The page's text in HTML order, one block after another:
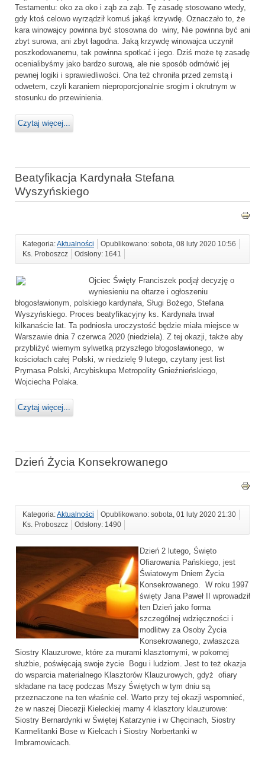
Testamentu: oko za oko i ząb za ząb. Tę zasadę stosowano wtedy,
gdy ktoś celowo wyrządził komuś jakąś krzywdę. Oznaczało to, że
kara winowajcy powinna być stosowna do winy, Nie powinna być ani
zbyt surowa, ani zbyt łagodna. Jaką krzywdę winowajca uczynił
poszkodowanemu, tak powinna spotkać i jego. Dziś może tę zasadę
ocenialibyśmy jako bardzo surową, ale nie sposób odmówić jej
pewnej logiki i sprawiedliwości. Ona też chroniła przed zemstą i
odwetem, czyli karaniem nieproporcjonalnie srogim i okrutnym w
stosunku do przewinienia.
Czytaj więcej...
Beatyfikacja Kardynała Stefana
Wyszyńskiego
Kategoria:Aktualności
Opublikowano: sobota, 08 luty 2020 10:56
Ks. Proboszcz
Odsłony: 1641
Ojciec Święty Franciszek podjął decyzję o
wyniesieniu na ołtarze i ogłoszeniu
błogosławionym, polskiego kardynała, Sługi Bożego, Stefana
Wyszyńskiego. Proces beatyfikacyjny ks. Kardynała trwał
kilkanaście lat. Ta podniosła uroczystość będzie miała miejsce w
Warszawie dnia 7 czerwca 2020 (niedziela). Z tej okazji, także aby
przybliżyć wiernym sylwetką przyszłego błogosławionego, w
kościołach całej Polski, w niedzielę 9 lutego, czytany jest list
Prymasa Polski, Arcybiskupa Metropolity Gnieźnieńskiego,
Wojciecha Polaka.
Czytaj więcej...
Dzień Życia Konsekrowanego
Kategoria:Aktualności
Opublikowano: sobota, 01 luty 2020 21:30
Ks. Proboszcz
Odsłony: 1490
Dzień 2 lutego, Święto
Ofiarowania Pańskiego, jest
Światowym Dniem Życia
Konsekrowanego. W roku 1997
święty Jana Paweł II wprowadził
ten Dzień jako forma
szczególnej wdzięczności i
modlitwy za Osoby Życia
Konsekrowanego, zwłaszcza
Siostry Klauzurowe, które za murami klasztornymi, w pokornej
służbie, poświęcają swoje życie Bogu i ludziom. Jest to też okazja
do wsparcia materialnego Klasztorów Klauzurowych, gdyż ofiary
składane na tacę podczas Mszy Świętych w tym dniu są
przeznaczone na ten właśnie cel. Warto przy tej okazji wspomnieć,
że w naszej Diecezji Kieleckiej mamy 4 klasztory klauzurowe:
Siostry Bernardynki w Świętej Katarzynie i w Chęcinach, Siostry
Karmelitanki Bose w Kielcach i Siostry Norbertanki w
Imbramowicach.